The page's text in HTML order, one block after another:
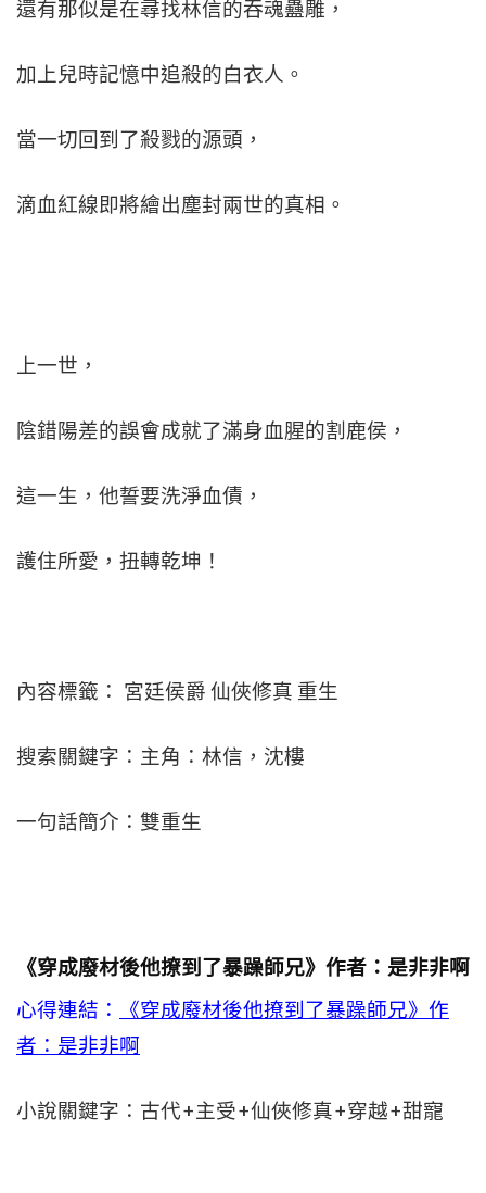
還有那似是在尋找林信的吞魂蠱雕，
加上兒時記憶中追殺的白衣人。
當一切回到了殺戮的源頭，
滴血紅線即將繪出塵封兩世的真相。
上一世，
陰錯陽差的誤會成就了滿身血腥的割鹿侯，
這一生，他誓要洗淨血債，
護住所愛，扭轉乾坤！
內容標籤： 宮廷侯爵 仙俠修真 重生
搜索關鍵字：主角：林信，沈樓
一句話簡介：雙重生
《穿成廢材後他撩到了暴躁師兄》作者：是非非啊
心得連結：
《穿成廢材後他撩到了暴躁師兄》作
者：是非非啊
小說關鍵字：古代+主受+仙俠修真+穿越+甜寵